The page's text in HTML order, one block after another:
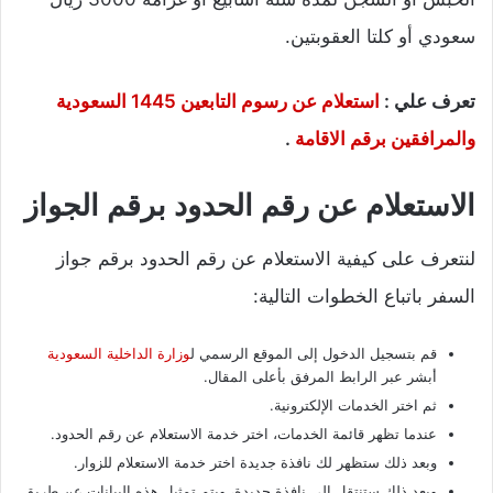
سعودي أو كلتا العقوبتين.
تعرف علي :
استعلام عن رسوم التابعين 1445 السعودية
والمرافقين برقم الاقامة .
الاستعلام عن رقم الحدود برقم الجواز
لنتعرف على كيفية الاستعلام عن رقم الحدود برقم جواز
السفر باتباع الخطوات التالية:
قم بتسجيل الدخول إلى الموقع الرسمي لوزارة الداخلية السعودية
أبشر عبر الرابط المرفق بأعلى المقال.
ثم اختر الخدمات الإلكترونية.
عندما تظهر قائمة الخدمات، اختر خدمة الاستعلام عن رقم الحدود.
وبعد ذلك ستظهر لك نافذة جديدة اختر خدمة الاستعلام للزوار.